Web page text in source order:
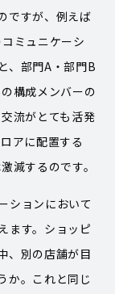
ですが、例えば
ミュニケーシ
、部門A・部門B
構成メンバーの
流がとても活発
アに配置する
減するのです。
ションにおいて
ます。ショッピ
、別の店舗が目
か。これと同じ